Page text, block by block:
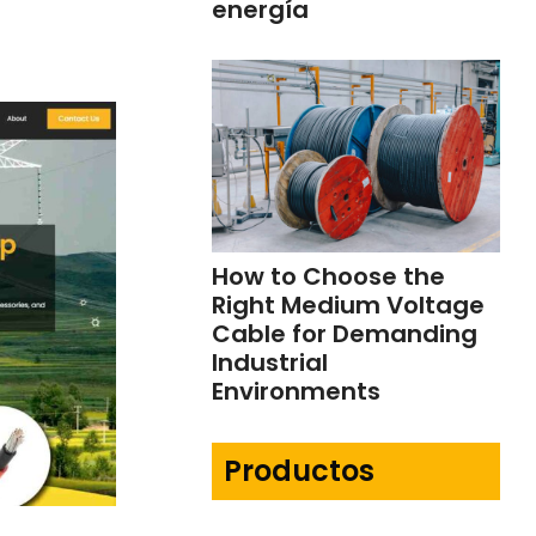
energía
How to Choose the
Right Medium Voltage
Cable for Demanding
Industrial
Environments
Productos